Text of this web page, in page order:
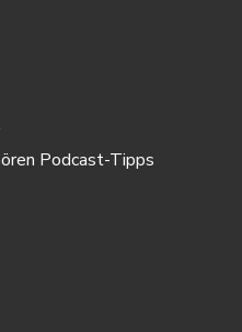
Podcast-Tipps